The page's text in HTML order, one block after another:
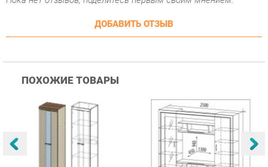
Купить
Гостиная Стиль
Атлантида-2 Венге-дуб
25 223 ₽ Купить
Гостиная Витра
Симфония 7.10
55 482 ₽
info@bedroom-ekb.ru